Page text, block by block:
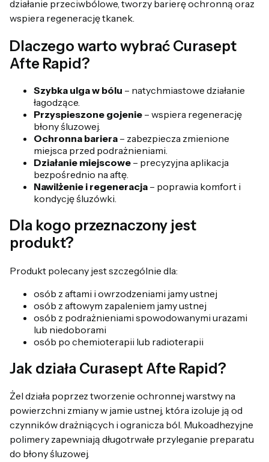
działanie przeciwbólowe, tworzy barierę ochronną oraz
wspiera regenerację tkanek.
Dlaczego warto wybrać Curasept
Afte Rapid?
Szybka ulga w bólu – natychmiastowe działanie
łagodzące.
Przyspieszone gojenie – wspiera regenerację
błony śluzowej.
Ochronna bariera – zabezpiecza zmienione
miejsca przed podrażnieniami.
Działanie miejscowe – precyzyjna aplikacja
bezpośrednio na aftę.
Nawilżenie i regeneracja – poprawia komfort i
kondycję śluzówki.
Dla kogo przeznaczony jest
produkt?
Produkt polecany jest szczególnie dla:
osób z aftami i owrzodzeniami jamy ustnej
osób z aftowym zapaleniem jamy ustnej
osób z podrażnieniami spowodowanymi urazami
lub niedoborami
osób po chemioterapii lub radioterapii
Jak działa Curasept Afte Rapid?
Żel działa poprzez tworzenie ochronnej warstwy na
powierzchni zmiany w jamie ustnej, która izoluje ją od
czynników drażniących i ogranicza ból. Mukoadhezyjne
polimery zapewniają długotrwałe przyleganie preparatu
do błony śluzowej.